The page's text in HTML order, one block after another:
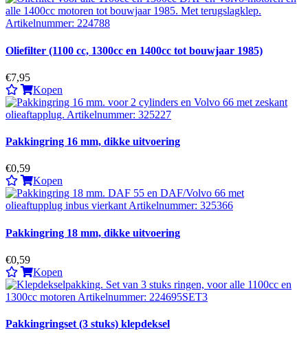
Oliefilter (1100 cc, 1300cc en 1400cc tot bouwjaar 1985)
€7,95
Kopen
Pakkingring 16 mm, dikke uitvoering
€0,59
Kopen
Pakkingring 18 mm, dikke uitvoering
€0,59
Kopen
Pakkingringset (3 stuks) klepdeksel